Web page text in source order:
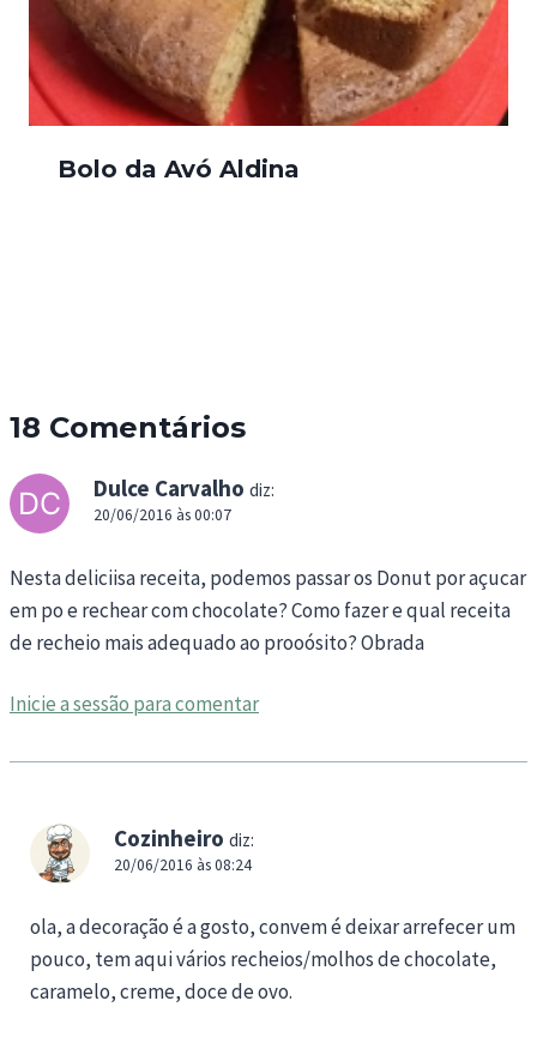
Bolo da Avó Aldina
18 Comentários
Dulce Carvalho diz:
20/06/2016 às 00:07
Nesta deliciisa receita, podemos passar os Donut por açucar
em po e rechear com chocolate? Como fazer e qual receita
de recheio mais adequado ao prooósito? Obrada
Inicie a sessão para comentar
Cozinheiro diz:
20/06/2016 às 08:24
ola, a decoração é a gosto, convem é deixar arrefecer um
pouco, tem aqui vários recheios/molhos de chocolate,
caramelo, creme, doce de ovo.